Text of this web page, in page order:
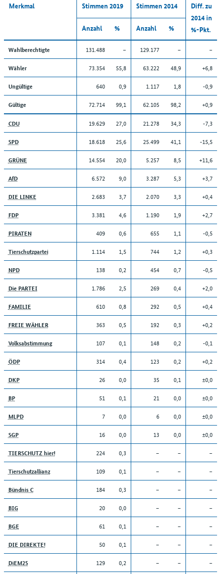
Merkmal Stimmen 2019 Stimmen 2014
Diff. zu
2014 in
%-Pkt.
Anzahl % Anzahl %
Wahlberechtigte 131.488 – 129.177 – –
Wähler 73.354 55,8 63.222 48,9 +6,8
Ungültige 640 0,9 1.117 1,8 -0,9
Gültige 72.714 99,1 62.105 98,2 +0,9
CDU 19.629 27,0 21.278 34,3 -7,3
SPD 18.618 25,6 25.499 41,1 -15,5
GRÜNE 14.554 20,0 5.257 8,5 +11,6
AfD 6.572 9,0 3.287 5,3 +3,7
DIE LINKE 2.683 3,7 2.070 3,3 +0,4
FDP 3.381 4,6 1.190 1,9 +2,7
PIRATEN 409 0,6 655 1,1 -0,5
Tierschutzpartei 1.114 1,5 744 1,2 +0,3
NPD 138 0,2 454 0,7 -0,5
Die PARTEI 1.786 2,5 269 0,4 +2,0
FAMILIE 610 0,8 292 0,5 +0,4
FREIE WÄHLER 363 0,5 192 0,3 +0,2
Volksabstimmung 107 0,1 148 0,2 -0,1
ÖDP 314 0,4 123 0,2 +0,2
DKP 26 0,0 35 0,1 ±0,0
BP 51 0,1 21 0,0 ±0,0
MLPD 7 0,0 6 0,0 ±0,0
SGP 16 0,0 13 0,0 ±0,0
TIERSCHUTZ hier! 224 0,3 – – –
Tierschutzallianz 109 0,1 – – –
Bündnis C 184 0,3 – – –
BIG 20 0,0 – – –
BGE 61 0,1 – – –
DIE DIREKTE! 50 0,1 – – –
DiEM25 129 0,2 – – –